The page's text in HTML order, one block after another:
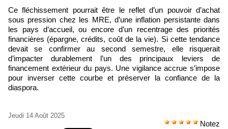
Ce fléchissement pourrait être le reflet d’un pouvoir d’achat
sous pression chez les MRE, d’une inflation persistante dans
les pays d’accueil, ou encore d’un recentrage des priorités
financières (épargne, crédits, coût de la vie). Si cette tendance
devait se confirmer au second semestre, elle risquerait
d’impacter durablement l’un des principaux leviers de
financement extérieur du pays. Une vigilance accrue s’impose
pour inverser cette courbe et préserver la confiance de la
diaspora.
Jeudi 14 Août 2025
Notez